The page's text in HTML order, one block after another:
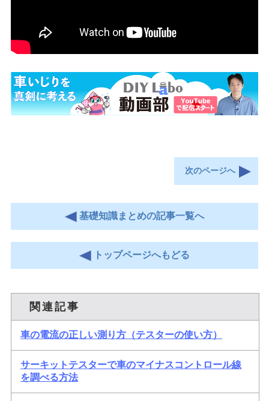
次のページへ
基礎知識まとめの記事一覧へ
トップページへもどる
関連記事
車の電流の正しい測り方（テスターの使い方）
サーキットテスターで車のマイナスコントロール線
を調べる方法